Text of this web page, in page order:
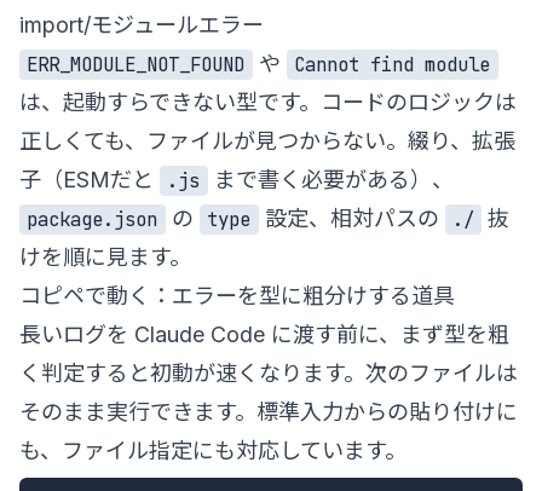
import/モジュールエラー
ERR_MODULE_NOT_FOUND
や
Cannot find module
は、起動すらできない型です。コードのロジックは
正しくても、ファイルが見つからない。綴り、拡張
子（ESMだと
.js
まで書く必要がある）、
package.json
の type 設定、相対パスの ./ 抜
けを順に見ます。
コピペで動く：エラーを型に粗分けする道具
長いログを Claude Code に渡す前に、まず型を粗
く判定すると初動が速くなります。次のファイルは
そのまま実行できます。標準入力からの貼り付けに
も、ファイル指定にも対応しています。